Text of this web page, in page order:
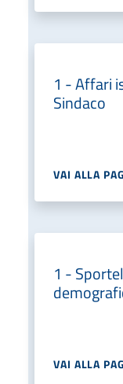
1 - Affari
Sindaco
VAI ALLA
1 -
VAI ALLA